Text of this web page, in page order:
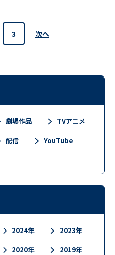
3 次へ
劇場作品
TVアニメ
配信
YouTube
2024年
2023年
2020年
2019年